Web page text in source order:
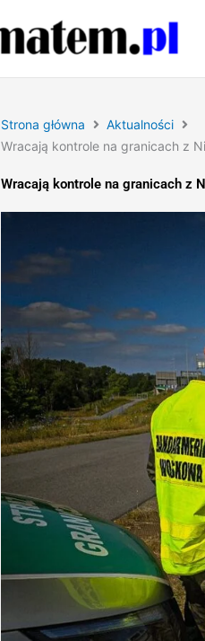
Strona główna
Aktualności
Wracają kontrole na granicach z
Wracają kontrole na granicach z